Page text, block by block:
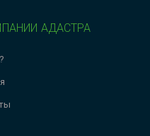
АДАСТРА